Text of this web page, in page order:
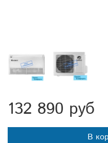
132 890 руб
В